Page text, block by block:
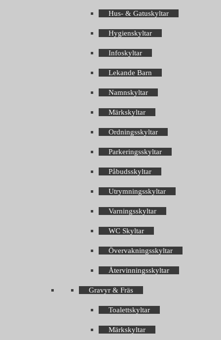
Hus- & Gatuskyltar
Hygienskyltar
Infoskyltar
Lekande Barn
Namnskyltar
Märkskyltar
Ordningsskyltar
Parkeringsskyltar
Påbudsskyltar
Utrymningsskyltar
Varningsskyltar
WC Skyltar
Övervakningsskyltar
Återvinningsskyltar
Gravyr & Fräs
Toalettskyltar
Märkskyltar